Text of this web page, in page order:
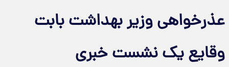
عذرخواهی وزیر بهداشت بابت
وقایع یک نشست خبری